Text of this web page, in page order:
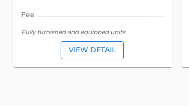
Fee
Fully furnished and equipped units
VIEW DETAIL